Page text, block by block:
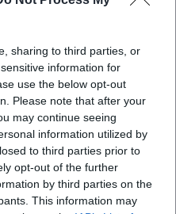
sharing to third parties, or
information for
use the below opt-out
Please note that after your
may continue seeing
information utilized by
to third parties prior to
opt-out of the further
by third parties on the
This information may
statt?